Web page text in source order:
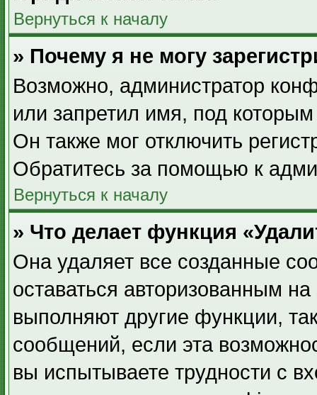
Вернуться к началу
» Почему я не могу
Возможно, администратор
или запретил имя, под
Он также мог отключить
Обратитесь за помощью к
Вернуться к началу
» Что делает функция
Она удаляет все созданные
оставаться авторизованным
выполняют другие функции,
сообщений, если эта
вы испытываете трудности с